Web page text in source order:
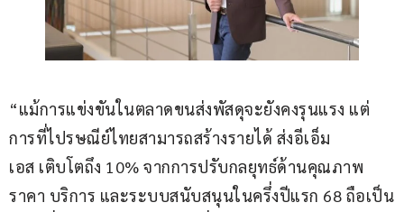
“แม้การแข่งขันในตลาดขนส่งพัสดุจะยังคงรุนแรง แต่
การที่ไปรษณีย์ไทยสามารถสร้างรายได้ ส่งอีเอ็ม
เอส เติบโตถึง 10% จากการปรับกลยุทธ์ด้านคุณภาพ
ราคา บริการ และระบบสนับสนุนในครึ่งปีแรก 68 ถือเป็น